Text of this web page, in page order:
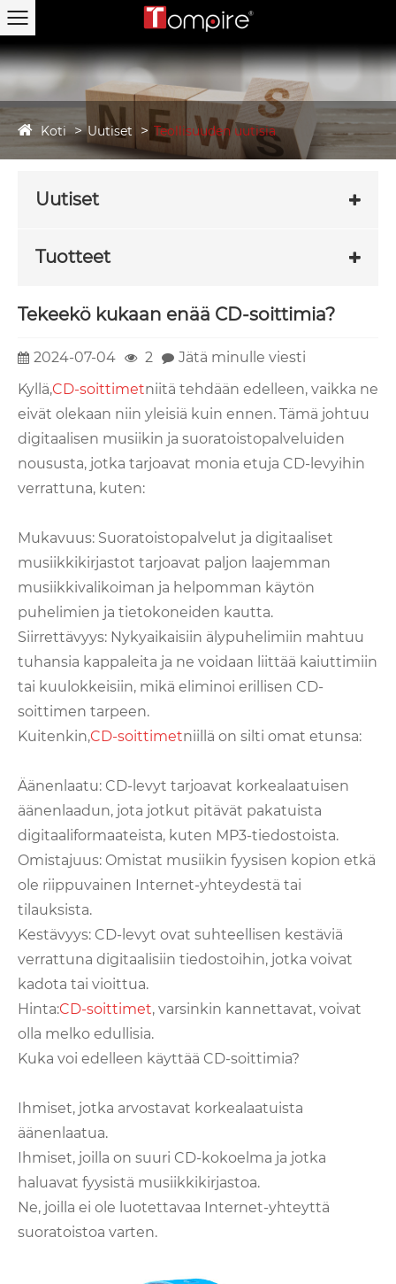
Koti Uutiset Teollisuuden uutisia
Uutiset
Tuotteet
Tekeekö kukaan enää CD-soittimia?
2024-07-04 2
Jätä minulle viesti
Kyllä,CD-soittimetniitä tehdään edelleen, vaikka ne
eivät olekaan niin yleisiä kuin ennen. Tämä johtuu
digitaalisen musiikin ja suoratoistopalveluiden
noususta, jotka tarjoavat monia etuja CD-levyihin
verrattuna, kuten:
Mukavuus: Suoratoistopalvelut ja digitaaliset
musiikkikirjastot tarjoavat paljon laajemman
musiikkivalikoiman ja helpomman käytön
puhelimien ja tietokoneiden kautta.
Siirrettävyys: Nykyaikaisiin älypuhelimiin mahtuu
tuhansia kappaleita ja ne voidaan liittää kaiuttimiin
tai kuulokkeisiin, mikä eliminoi erillisen CD-
soittimen tarpeen.
Kuitenkin,CD-soittimetniillä on silti omat etunsa:
Äänenlaatu: CD-levyt tarjoavat korkealaatuisen
äänenlaadun, jota jotkut pitävät pakatuista
digitaaliformaateista, kuten MP3-tiedostoista.
Omistajuus: Omistat musiikin fyysisen kopion etkä
ole riippuvainen Internet-yhteydestä tai
tilauksista.
Kestävyys: CD-levyt ovat suhteellisen kestäviä
verrattuna digitaalisiin tiedostoihin, jotka voivat
kadota tai vioittua.
Hinta:CD-soittimet, varsinkin kannettavat, voivat
olla melko edullisia.
Kuka voi edelleen käyttää CD-soittimia?
Ihmiset, jotka arvostavat korkealaatuista
äänenlaatua.
Ihmiset, joilla on suuri CD-kokoelma ja jotka
haluavat fyysistä musiikkikirjastoa.
Ne, joilla ei ole luotettavaa Internet-yhteyttä
suoratoistoa varten.